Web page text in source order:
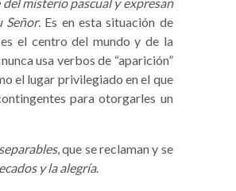
Señor. Es en esta situación de
el centro del mundo y de la
usa verbos de “aparición”
el lugar privilegiado en el que
para otorgarles un
, que se reclaman y se
y la alegría.